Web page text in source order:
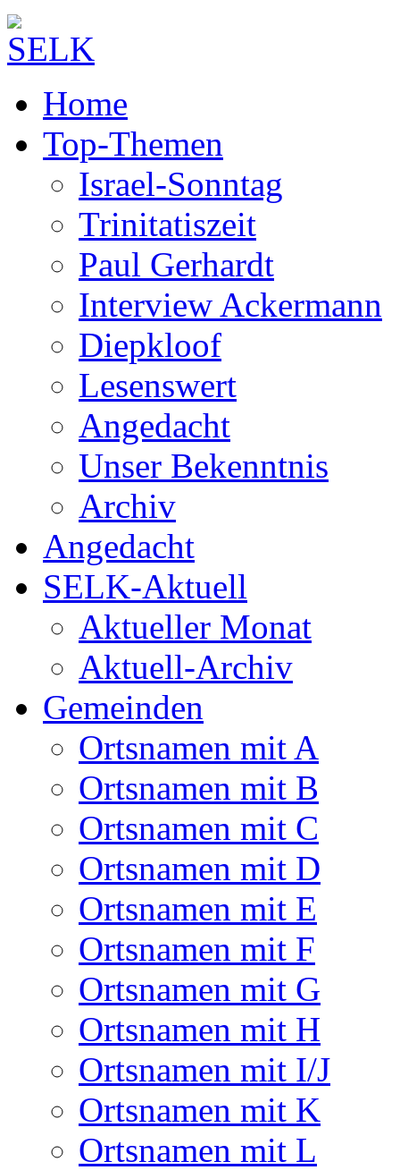
Home
Top-Themen
Israel-Sonntag
Trinitatiszeit
Paul Gerhardt
Interview Ackermann
Diepkloof
Lesenswert
Angedacht
Unser Bekenntnis
Archiv
Angedacht
SELK-Aktuell
Aktueller Monat
Aktuell-Archiv
Gemeinden
Ortsnamen mit A
Ortsnamen mit B
Ortsnamen mit C
Ortsnamen mit D
Ortsnamen mit E
Ortsnamen mit F
Ortsnamen mit G
Ortsnamen mit H
Ortsnamen mit I/J
Ortsnamen mit K
Ortsnamen mit L